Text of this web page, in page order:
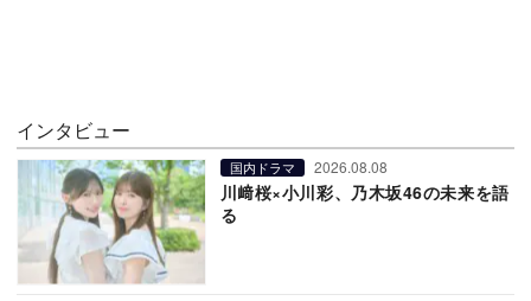
インタビュー
国内ドラマ 2026.08.08
川﨑桜×小川彩、乃木坂46の未来を語
る